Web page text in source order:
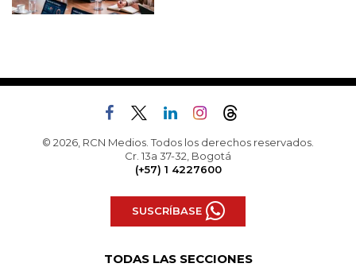
© 2026, RCN Medios. Todos los derechos reservados.
Cr. 13a 37-32, Bogotá
(+57) 1 4227600
SUSCRÍBASE
TODAS LAS SECCIONES